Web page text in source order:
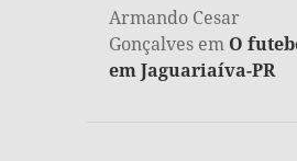
Armando Cesar
Gonçalves em O
em Jaguariaíva-PR